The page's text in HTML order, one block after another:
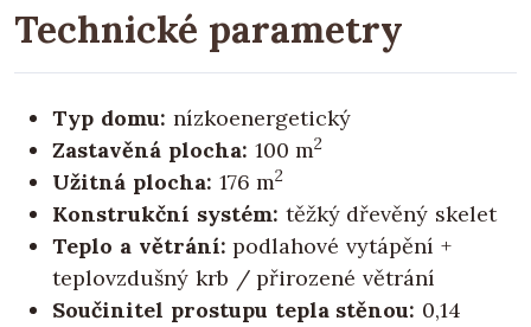
Technické parametry
Typ domu: nízkoenergetický
Zastavěná plocha: 100 m2
Užitná plocha: 176 m2
Konstrukční systém: těžký dřevěný skelet
Teplo a větrání: podlahové vytápění +
teplovzdušný krb / přirozené větrání
Součinitel prostupu tepla stěnou: 0,14